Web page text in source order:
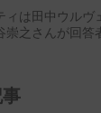
ィは田中ウルヴ
之さんが回答